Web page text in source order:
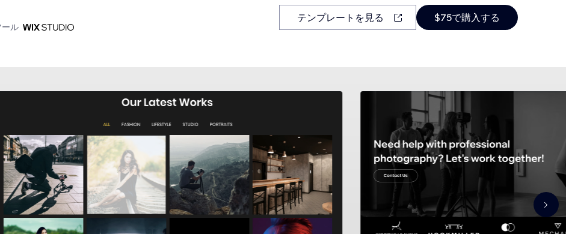
ル
テンプレートを見る $75で購入する